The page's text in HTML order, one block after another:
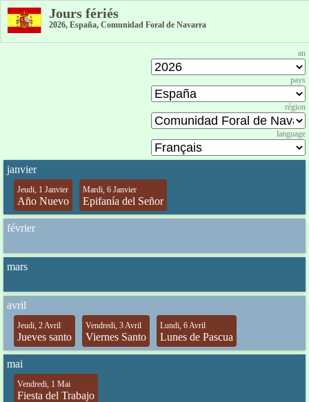
Jours fériés
2026, España, Comunidad Foral de Navarra
an
pays
région
language
janvier
Jeudi, 1 Janvier
Año Nuevo
Mardi, 6 Janvier
Epifanía del Señor
février
mars
avril
Jeudi, 2 Avril
Jueves santo
Vendredi, 3 Avril
Viernes Santo
Lundi, 6 Avril
Lunes de Pascua
mai
Vendredi, 1 Mai
Fiesta del Trabajo